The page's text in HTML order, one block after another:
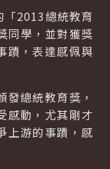
「2013總統教育
同學，並對獲獎
蹟，表達感佩與
總統教育獎，
感動，尤其剛才
上游的事蹟，感